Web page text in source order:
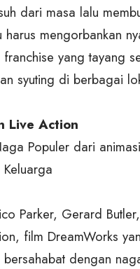
dari masa lalu
mengorbankan
yang tayang
syuting di berbagai
Live Action
Populer dari
Parker, Gerard
film DreamWorks
dengan